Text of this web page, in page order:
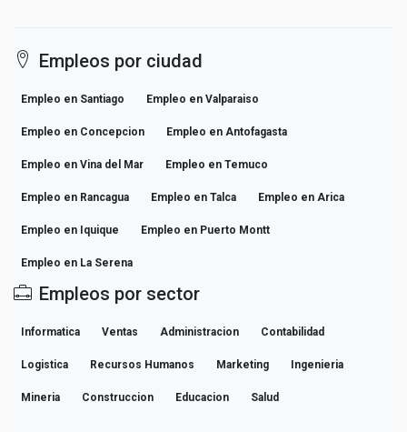
Empleos por ciudad
Empleo en Santiago Empleo en Valparaiso
Empleo en Concepcion Empleo en Antofagasta
Empleo en Vina del Mar Empleo en Temuco
Empleo en Rancagua Empleo en Talca Empleo en Arica
Empleo en Iquique Empleo en Puerto Montt
Empleo en La Serena
Empleos por sector
Informatica Ventas Administracion Contabilidad
Logistica Recursos Humanos Marketing Ingenieria
Mineria Construccion Educacion Salud